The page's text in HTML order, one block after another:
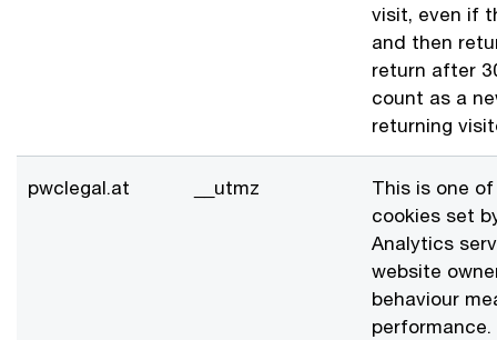
visit, even if
and then
return after
count as a
returning
pwclegal.at __utmz
This is one
cookies set
Analytics
website
behaviour